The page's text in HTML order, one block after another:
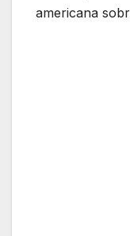
americana